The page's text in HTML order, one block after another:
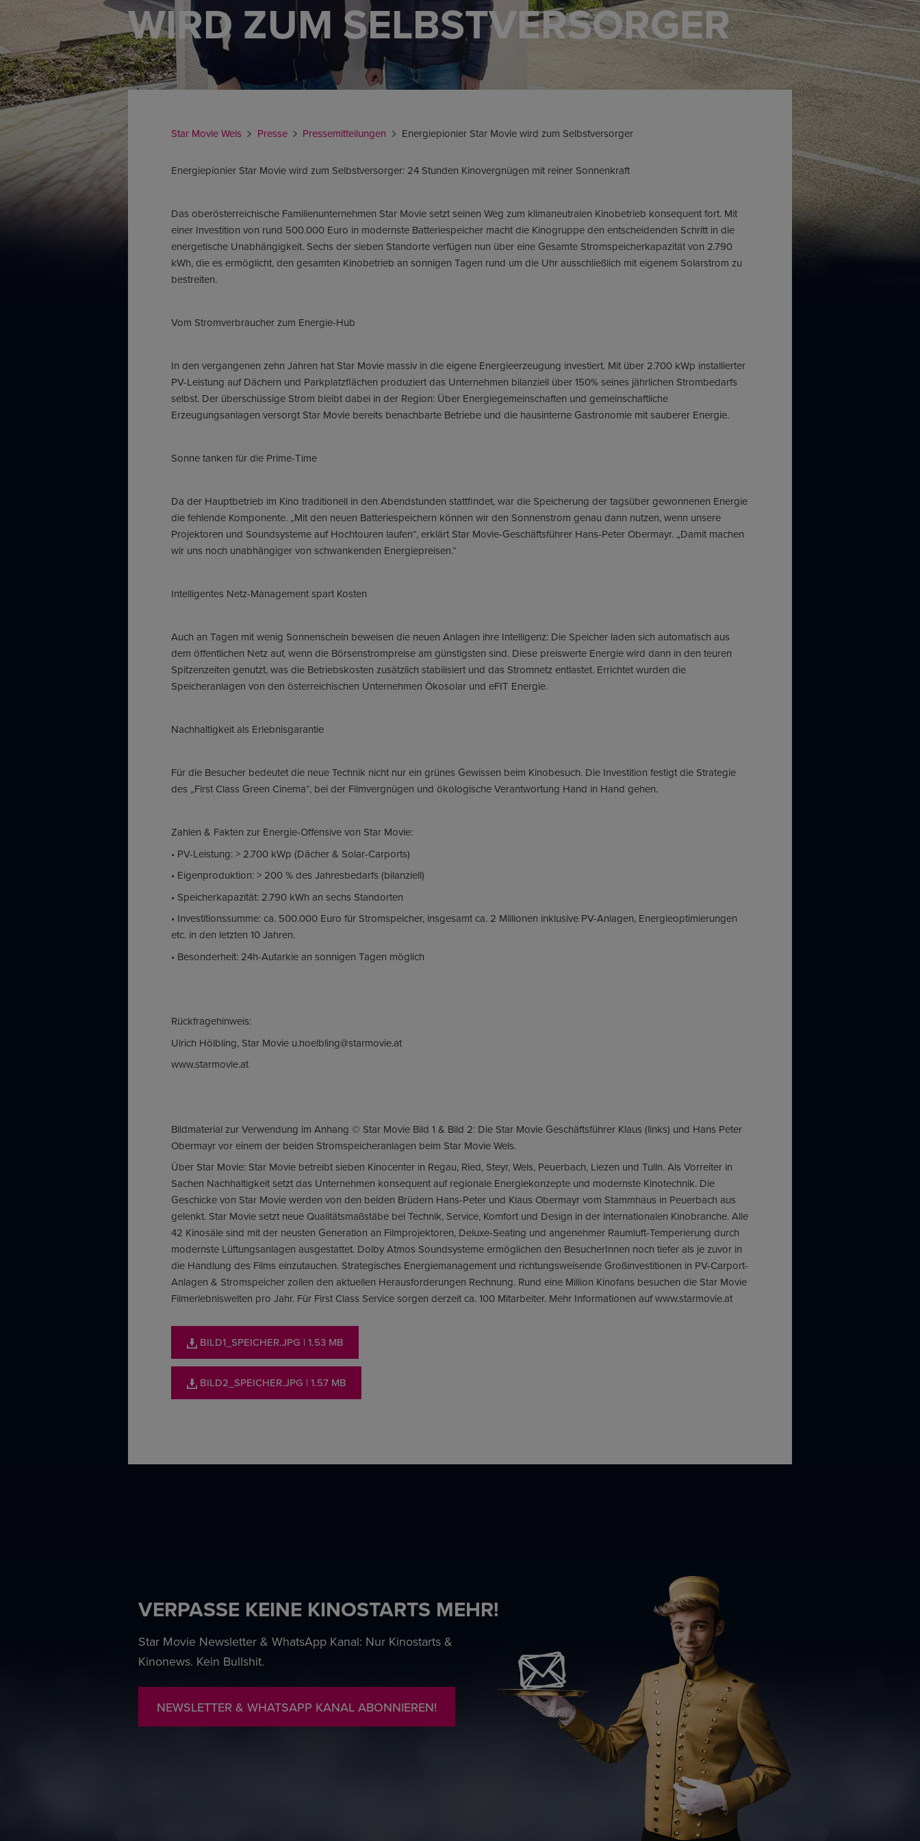
WIRD ZUM SELBSTVERSORGER
Star Movie Wels Presse Pressemitteilungen Energiepionier Star Movie wird zum Selbstversorger
Energiepionier Star Movie wird zum Selbstversorger: 24 Stunden Kinovergnügen mit reiner Sonnenkraft
Das oberösterreichische Familienunternehmen Star Movie setzt seinen Weg zum klimaneutralen Kinobetrieb konsequent fort. Mit
einer Investition von rund 500.000 Euro in modernste Batteriespeicher macht die Kinogruppe den entscheidenden Schritt in die
energetische Unabhängigkeit. Sechs der sieben Standorte verfügen nun über eine Gesamte Stromspeicherkapazität von 2.790
kWh, die es ermöglicht, den gesamten Kinobetrieb an sonnigen Tagen rund um die Uhr ausschließlich mit eigenem Solarstrom zu
bestreiten.
Vom Stromverbraucher zum Energie-Hub
In den vergangenen zehn Jahren hat Star Movie massiv in die eigene Energieerzeugung investiert. Mit über 2.700 kWp installierter
PV-Leistung auf Dächern und Parkplatzflächen produziert das Unternehmen bilanziell über 150% seines jährlichen Strombedarfs
selbst. Der überschüssige Strom bleibt dabei in der Region: Über Energiegemeinschaften und gemeinschaftliche
Erzeugungsanlagen versorgt Star Movie bereits benachbarte Betriebe und die hausinterne Gastronomie mit sauberer Energie.
Sonne tanken für die Prime-Time
Da der Hauptbetrieb im Kino traditionell in den Abendstunden stattfindet, war die Speicherung der tagsüber gewonnenen Energie
die fehlende Komponente. „Mit den neuen Batteriespeichern können wir den Sonnenstrom genau dann nutzen, wenn unsere
Projektoren und Soundsysteme auf Hochtouren laufen“, erklärt Star Movie-Geschäftsführer Hans-Peter Obermayr. „Damit machen
wir uns noch unabhängiger von schwankenden Energiepreisen.“
Intelligentes Netz-Management spart Kosten
Auch an Tagen mit wenig Sonnenschein beweisen die neuen Anlagen ihre Intelligenz: Die Speicher laden sich automatisch aus
dem öffentlichen Netz auf, wenn die Börsenstrompreise am günstigsten sind. Diese preiswerte Energie wird dann in den teuren
Spitzenzeiten genutzt, was die Betriebskosten zusätzlich stabilisiert und das Stromnetz entlastet. Errichtet wurden die
Speicheranlagen von den österreichischen Unternehmen Ökosolar und eFIT Energie.
Nachhaltigkeit als Erlebnisgarantie
Für die Besucher bedeutet die neue Technik nicht nur ein grünes Gewissen beim Kinobesuch. Die Investition festigt die Strategie
des „First Class Green Cinema“, bei der Filmvergnügen und ökologische Verantwortung Hand in Hand gehen.
Zahlen & Fakten zur Energie-Offensive von Star Movie:
• PV-Leistung: > 2.700 kWp (Dächer & Solar-Carports)
• Eigenproduktion: > 200 % des Jahresbedarfs (bilanziell)
• Speicherkapazität: 2.790 kWh an sechs Standorten
• Investitionssumme: ca. 500.000 Euro für Stromspeicher, insgesamt ca. 2 Millionen inklusive PV-Anlagen, Energieoptimierungen
etc. in den letzten 10 Jahren.
• Besonderheit: 24h-Autarkie an sonnigen Tagen möglich
Rückfragehinweis:
Ulrich Hölbling, Star Movie u.hoelbling@starmovie.at
www.starmovie.at
Bildmaterial zur Verwendung im Anhang © Star Movie Bild 1 & Bild 2: Die Star Movie Geschäftsführer Klaus (links) und Hans Peter
Obermayr vor einem der beiden Stromspeicheranlagen beim Star Movie Wels.
Über Star Movie: Star Movie betreibt sieben Kinocenter in Regau, Ried, Steyr, Wels, Peuerbach, Liezen und Tulln. Als Vorreiter in
Sachen Nachhaltigkeit setzt das Unternehmen konsequent auf regionale Energiekonzepte und modernste Kinotechnik. Die
Geschicke von Star Movie werden von den beiden Brüdern Hans-Peter und Klaus Obermayr vom Stammhaus in Peuerbach aus
gelenkt. Star Movie setzt neue Qualitätsmaßstäbe bei Technik, Service, Komfort und Design in der internationalen Kinobranche. Alle
42 Kinosäle sind mit der neusten Generation an Filmprojektoren, Deluxe-Seating und angenehmer Raumluft-Temperierung durch
modernste Lüftungsanlagen ausgestattet. Dolby Atmos Soundsysteme ermöglichen den BesucherInnen noch tiefer als je zuvor in
die Handlung des Films einzutauchen. Strategisches Energiemanagement und richtungsweisende Großinvestitionen in PV-Carport-
Anlagen & Stromspeicher zollen den aktuellen Herausforderungen Rechnung. Rund eine Million Kinofans besuchen die Star Movie
Filmerlebniswelten pro Jahr. Für First Class Service sorgen derzeit ca. 100 Mitarbeiter. Mehr Informationen auf www.starmovie.at
BILD1_SPEICHER.JPG | 1.53 MB
BILD2_SPEICHER.JPG | 1.57 MB
VERPASSE KEINE KINOSTARTS MEHR!
Star Movie Newsletter & WhatsApp Kanal: Nur Kinostarts &
Kinonews. Kein Bullshit.
NEWSLETTER & WHATSAPP KANAL ABONNIEREN!